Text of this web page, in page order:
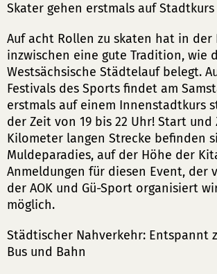
Skater gehen erstmals auf Stadtkurs
Auf acht Rollen zu skaten hat in der
inzwischen eine gute Tradition, wie
Westsächsische Städtelauf belegt.
Festivals des Sports findet am
erstmals auf einem Innenstadtkurs
der Zeit von 19 bis 22 Uhr! Start und
Kilometer langen Strecke befinden
Muldeparadies, auf der Höhe der
Anmeldungen für diesen Event, der
der AOK und Gü-Sport organisiert
möglich.
Städtischer Nahverkehr: Entspannt
Bus und Bahn